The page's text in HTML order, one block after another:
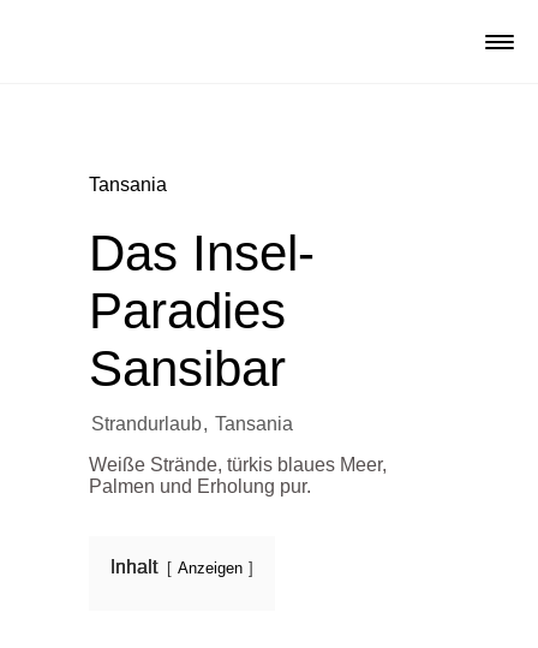
Tansania
Das Insel-
Paradies
Sansibar
Strandurlaub, Tansania
Weiße Strände, türkis blaues Meer,
Palmen und Erholung pur.
Inhalt Anzeigen